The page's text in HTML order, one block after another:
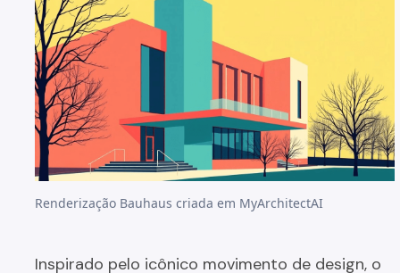
Renderização Bauhaus criada em MyArchitectAI
Inspirado pelo icônico movimento de design, o